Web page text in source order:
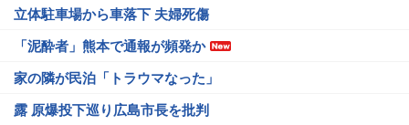
立体駐車場から車落下 夫婦死傷
「泥酔者」熊本で通報が頻発か
家の隣が民泊「トラウマなった」
露 原爆投下巡り広島市長を批判